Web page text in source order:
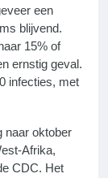
een
blijvend.
15% of
ernstig geval.
infecties, met
naar oktober
Afrika,
CDC. Het